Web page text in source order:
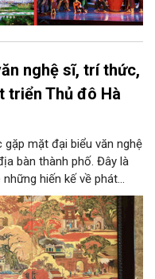
nghệ sĩ, trí thức,
triển Thủ đô Hà
mặt đại biểu văn nghệ
bàn thành phố. Đây là
hiến kế về phát
tạo, công nghiệp văn
góp phần tạo động lực
của Thủ đô.